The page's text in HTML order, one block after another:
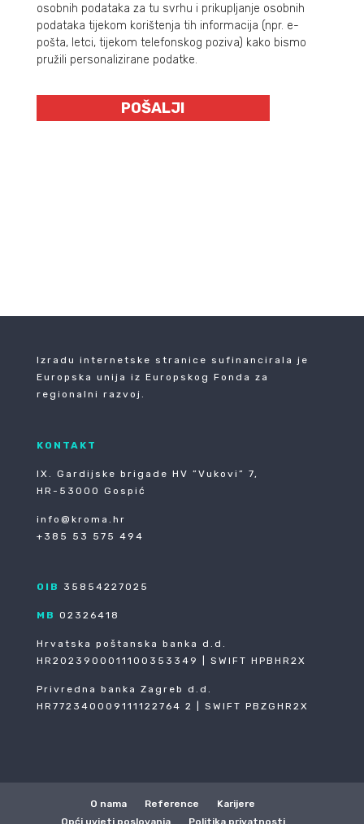
osobnih podataka za tu svrhu i prikupljanje osobnih
podataka tijekom korištenja tih informacija (npr. e-
pošta, letci, tijekom telefonskog poziva) kako bismo
pružili personalizirane podatke.
Izradu internetske stranice sufinancirala je
Europska unija iz Europskog Fonda za
regionalni razvoj.
KONTAKT
IX. Gardijske brigade HV ”Vukovi” 7,
HR-53000 Gospić
info@kroma.hr
+385 53 575 494
OIB 35854227025
MB 02326418
Hrvatska poštanska banka d.d.
HR2023900011100353349 | SWIFT HPBHR2X
Privredna banka Zagreb d.d.
HR772340009111122764 2 | SWIFT PBZGHR2X
O nama Reference
Karijere
Opći uvjeti poslovanja
Politika privatnosti